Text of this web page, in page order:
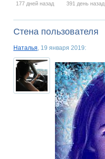
177 дней назад 391 день назад
Стена пользователя
Наталья, 19 января 2019: